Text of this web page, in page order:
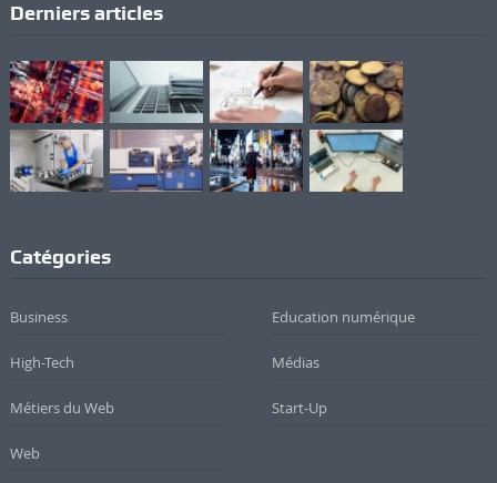
Derniers articles
Catégories
Business Education numérique
High-Tech Médias
Métiers du Web Start-Up
Web